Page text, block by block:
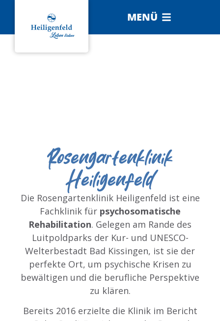
MENÜ
Rosengartenklinik
Heiligenfeld
Die Rosengartenklinik Heiligenfeld ist eine
Fachklinik für psychosomatische
Rehabilitation. Gelegen am Rande des
Luitpoldparks der Kur- und UNESCO-
Welterbestadt Bad Kissingen, ist sie der
perfekte Ort, um psychische Krisen zu
bewältigen und die berufliche Perspektive
zu klären.
Bereits 2016 erzielte die Klinik im Bericht